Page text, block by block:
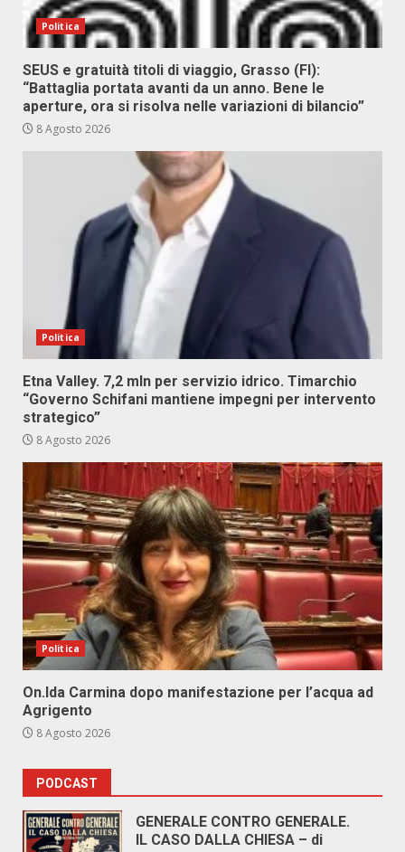
Politica
SEUS e gratuità titoli di viaggio, Grasso (FI):
“Battaglia portata avanti da un anno. Bene le
aperture, ora si risolva nelle variazioni di bilancio”
8 Agosto 2026
Politica
Etna Valley. 7,2 mln per servizio idrico. Timarchio
“Governo Schifani mantiene impegni per intervento
strategico”
8 Agosto 2026
Politica
On.Ida Carmina dopo manifestazione per l’acqua ad
Agrigento
8 Agosto 2026
PODCAST
GENERALE CONTRO GENERALE.
IL CASO DALLA CHIESA – di